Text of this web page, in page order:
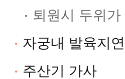
퇴원시 두위
자궁내 발육지연
주산기 가사